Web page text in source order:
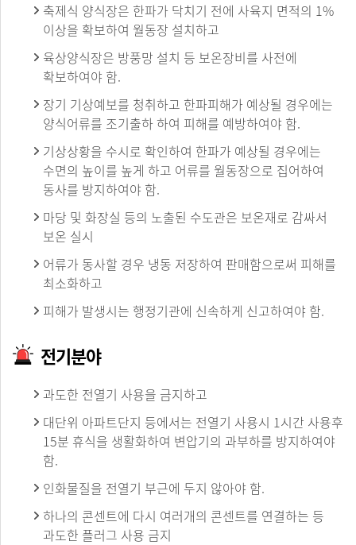
축제식 양식장은 한파가 닥치기 전에 사육지 면적의 1%
이상을 확보하여 월동장 설치하고
육상양식장은 방풍망 설치 등 보온장비를 사전에
확보하여야 함.
장기 기상예보를 청취하고 한파피해가 예상될 경우에는
양식어류를 조기출하 하여 피해를 예방하여야 함.
기상상황을 수시로 확인하여 한파가 예상될 경우에는
수면의 높이를 높게 하고 어류를 월동장으로 집어하여
동사를 방지하여야 함.
마당 및 화장실 등의 노출된 수도관은 보온재로 감싸서
보온 실시
어류가 동사할 경우 냉동 저장하여 판매함으로써 피해를
최소화하고
피해가 발생시는 행정기관에 신속하게 신고하여야 함.
전기분야
과도한 전열기 사용을 금지하고
대단위 아파트단지 등에서는 전열기 사용시 1시간 사용후
15분 휴식을 생활화하여 변압기의 과부하를 방지하여야
함.
인화물질을 전열기 부근에 두지 않아야 함.
하나의 콘센트에 다시 여러개의 콘센트를 연결하는 등
과도한 플러그 사용 금지